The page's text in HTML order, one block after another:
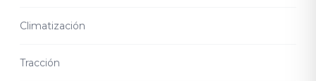
Climatización
Tracción